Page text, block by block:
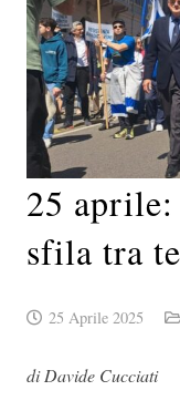
25
sfila tra
25 Aprile 2025
di Davide Cucciati